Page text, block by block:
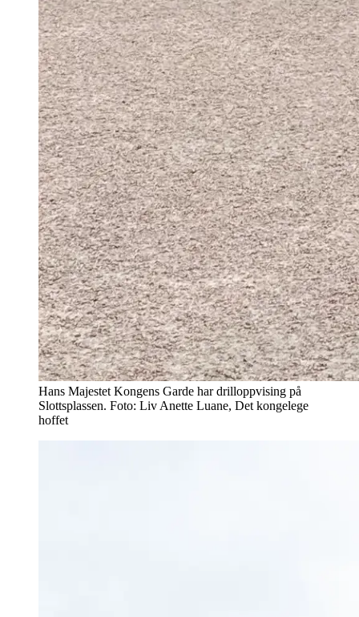
Hans Majestet Kongens Garde har drilloppvising på
Slottsplassen. Foto: Liv Anette Luane, Det kongelege
hoffet